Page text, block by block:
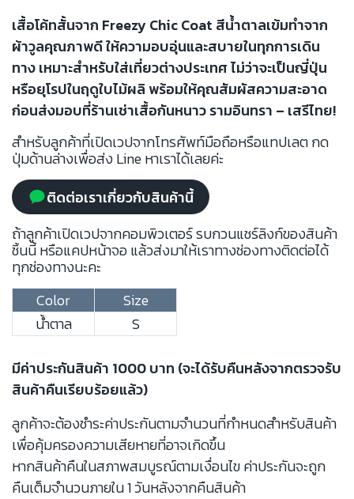
เสื้อโค้ทสั้นจาก Freezy Chic Coat สีน้ำตาลเข้มทำจาก
ผ้าวูลคุณภาพดี ให้ความอบอุ่นและสบายในทุกการเดิน
ทาง เหมาะสำหรับใส่เที่ยวต่างประเทศ ไม่ว่าจะเป็นญี่ปุ่น
หรือยุโรปในฤดูใบไม้ผลิ พร้อมให้คุณสัมผัสความสะอาด
ก่อนส่งมอบที่ร้านเช่าเสื้อกันหนาว รามอินทรา – เสรีไทย!
สำหรับลูกค้าที่เปิดเวปจากโทรศัพท์มือถือหรือแทปเลต กด
ปุ่มด้านล่างเพื่อส่ง Line หาเราได้เลยค่ะ
ติดต่อเราเกี่ยวกับสินค้านี้
ถ้าลูกค้าเปิดเวปจากคอมพิวเตอร์ รบกวนแชร์ลิงก์ของสินค้า
ชิ้นนี้ หรือแคปหน้าจอ แล้วส่งมาให้เราทางช่องทางติดต่อได้
ทุกช่องทางนะคะ
Color
Size
น้ำตาล
S
มีค่าประกันสินค้า 1000 บาท (จะได้รับคืนหลังจากตรวจรับ
สินค้าคืนเรียบร้อยแล้ว)
ลูกค้าจะต้องชำระค่าประกันตามจำนวนที่กำหนดสำหรับสินค้า
เพื่อคุ้มครองความเสียหายที่อาจเกิดขึ้น
หากสินค้าคืนในสภาพสมบูรณ์ตามเงื่อนไข ค่าประกันจะถูก
คืนเต็มจำนวนภายใน 1 วันหลังจากคืนสินค้า